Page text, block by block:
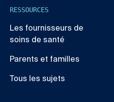
RESSOURCES
Les fournisseurs de
soins de santé
Parents et familles
Tous les sujets